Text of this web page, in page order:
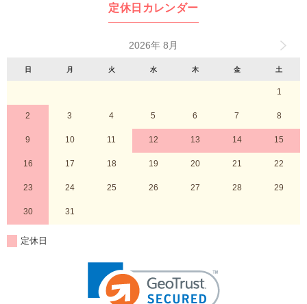
定休日カレンダー
2026年 8月
日 月 火 水 木 金 土
1
2 3 4 5 6 7 8
9 10 11 12 13 14 15
16 17 18 19 20 21 22
23 24 25 26 27 28 29
30 31
定休日